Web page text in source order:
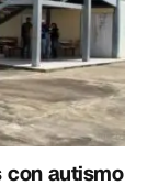
con autismo